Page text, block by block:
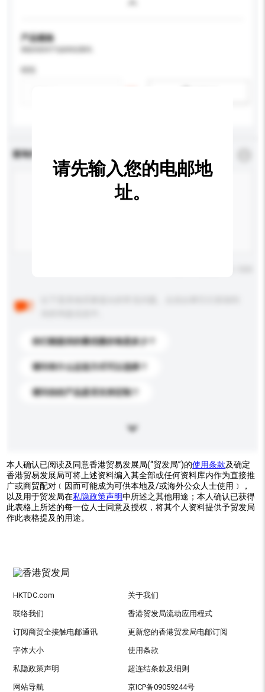
产品规格
查询内容
你们能提供的最优惠价格是多少？
请问有什么运送方式可以选择？
请问你的产品是否支持定制？
请先输入您的电邮地
址。
本人确认已阅读及同意香港贸易发展局(“贸发局”)的使用条款及确定
香港贸易发展局可将上述资料编入其全部或任何资料库内作为直接推
广或商贸配对﹝因而可能成为可供本地及/或海外公众人士使用﹞，
以及用于贸发局在私隐政策声明中所述之其他用途；本人确认已获得
此表格上所述的每一位人士同意及授权，将其个人资料提供予贸发局
作此表格提及的用途。
HKTDC.com 关于我们
联络我们 香港贸发局流动应用程式
订阅商贸全接触电邮通讯 更新您的香港贸发局电邮订阅
字体大小 使用条款
私隐政策声明 超连结条款及细则
网站导航 京ICP备09059244号